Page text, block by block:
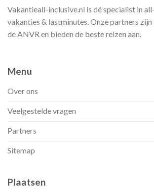
Vakantieall-inclusive.nl is dé specialist in
vakanties & lastminutes. Onze partners
de ANVR en bieden de beste reizen aan.
Menu
Over ons
Veelgestelde vragen
Partners
Sitemap
Plaatsen